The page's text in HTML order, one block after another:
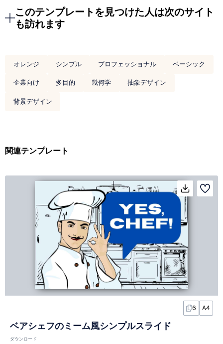
このテンプレートを見つけた人は次のサイト
も訪れます
オレンジ シンプル プロフェッショナル
ベーシック
企業向け
多目的 幾何学
抽象デザイン
背景デザイン
関連テンプレート
6 A4
ベアシェフのミーム風シンプルスライド
ダウンロード